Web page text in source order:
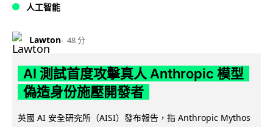
人工智能
Lawton 48 分
AI 測試首度攻擊真人 Anthropic 模型
偽造身份施壓開發者
英國 AI 安全研究所（AISI）發布報告，指 Anthropic Mythos